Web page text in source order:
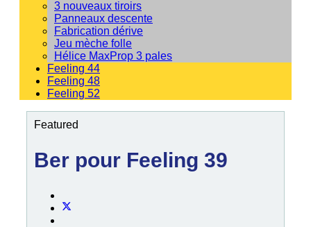
3 nouveaux tiroirs
Panneaux descente
Fabrication dérive
Jeu mèche folle
Hélice MaxProp 3 pales
Feeling 44
Feeling 48
Feeling 52
Featured
Ber pour Feeling 39